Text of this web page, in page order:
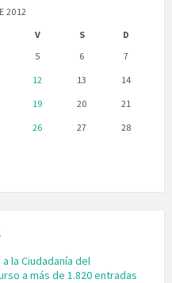
2012
V S
D
5 6
7
12 13
14
19 20
21
26 27
28
la Ciudadanía del
a más de 1.820 entradas